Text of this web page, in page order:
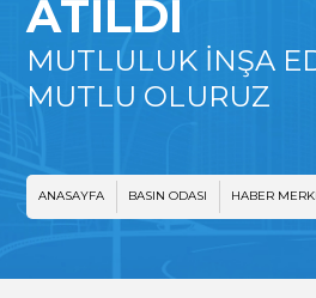
ATILDI
MUTLULUK İNŞA
MUTLU OLURUZ
ANASAYFA BASIN ODASI HABER